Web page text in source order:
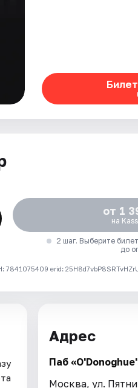
от 1
на
2 шаг. Выберите
до
erid:
Адрес
Паб
Москва, ул.